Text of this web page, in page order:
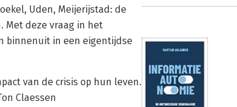
Uden, Meijerijstad: de
Met deze vraag in het
binnenuit in een eigentijdse
van de crisis op hun leven.
Claessen